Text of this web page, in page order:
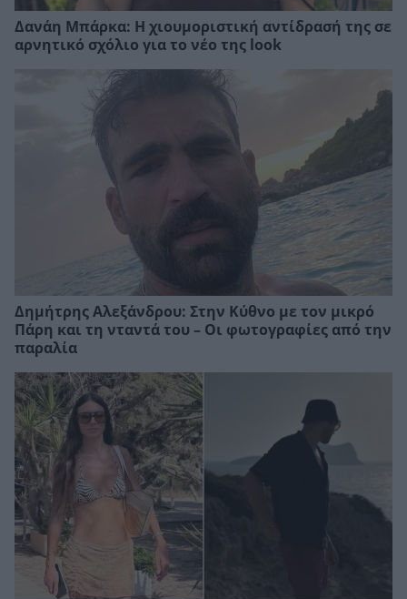
Δανάη Μπάρκα: Η χιουμοριστική αντίδρασή της σε
αρνητικό σχόλιο για το νέο της look
Δημήτρης Αλεξάνδρου: Στην Κύθνο με τον μικρό
Πάρη και τη νταντά του – Οι φωτογραφίες από την
παραλία